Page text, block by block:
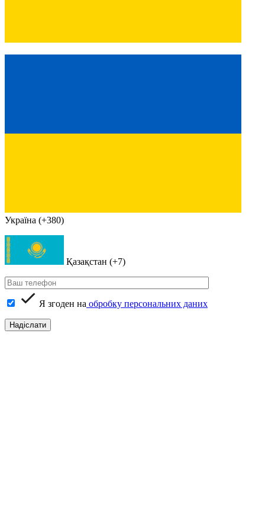
Україна (+380)
Қазақстан (+7)
Я згоден на обробку персональних даних